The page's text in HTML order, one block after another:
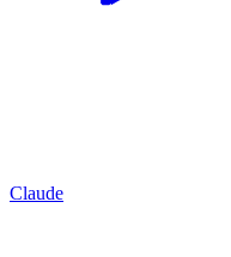
Claude